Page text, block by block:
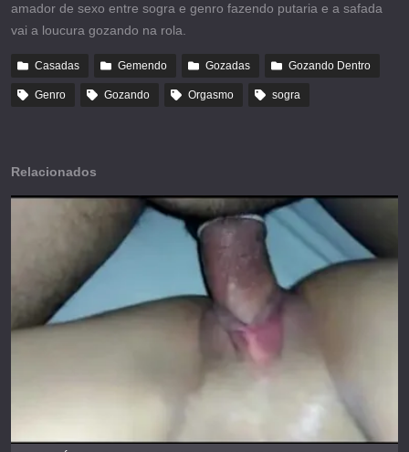
amador de sexo entre sogra e genro fazendo putaria e a safada
vai a loucura gozando na rola.
Casadas Gemendo Gozadas Gozando Dentro
Genro Gozando Orgasmo sogra
Relacionados